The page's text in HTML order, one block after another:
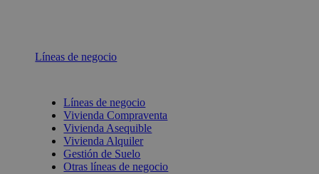
Líneas de negocio
Líneas de negocio
Vivienda Compraventa
Vivienda Asequible
Vivienda Alquiler
Gestión de Suelo
Otras líneas de negocio